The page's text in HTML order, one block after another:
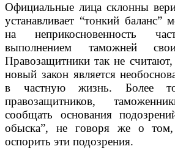
Официальные лица склонны
устанавливает “тонкий
на неприкосновенность
выполнением таможней
Правозащитники так не
новый закон является
в частную жизнь. Более
правозащитников,
сообщать основания
обыска”, не говоря же о
оспорить эти подозрения.